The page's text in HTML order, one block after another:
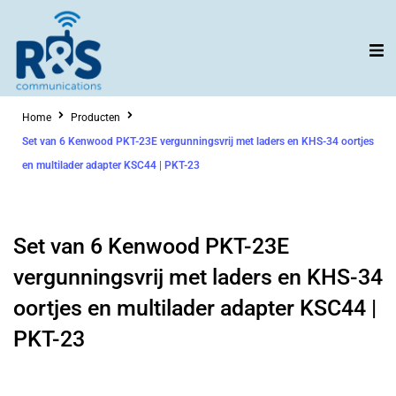
inhoud
Home
Producten
Set van 6 Kenwood PKT-23E vergunningsvrij met laders en KHS-34 oortjes
en multilader adapter KSC44 | PKT-23
Set van 6 Kenwood PKT-23E
vergunningsvrij met laders en KHS-34
oortjes en multilader adapter KSC44 |
PKT-23